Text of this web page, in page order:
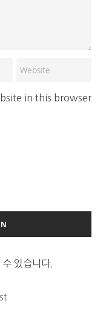
in this browser
있습니다.